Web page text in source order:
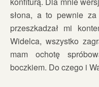
słona, a to pewnie
przeszkadzał mi
Widelca, wszystko
mam ochotę
boczkiem. Do czego i